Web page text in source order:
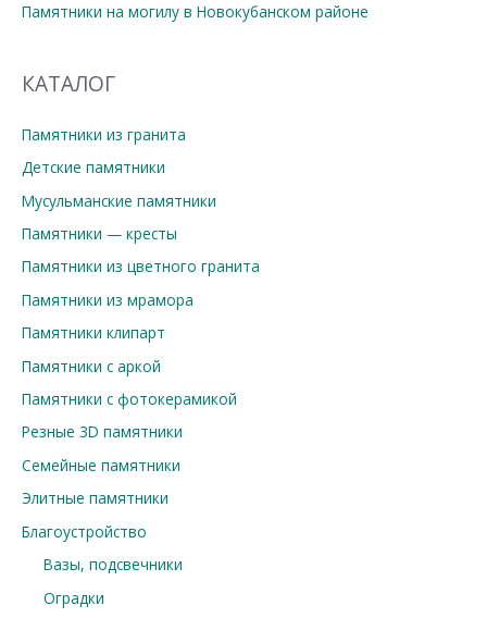
Памятники на могилу в Новокубанском районе
КАТАЛОГ
Памятники из гранита
Детские памятники
Мусульманские памятники
Памятники — кресты
Памятники из цветного гранита
Памятники из мрамора
Памятники клипарт
Памятники с аркой
Памятники с фотокерамикой
Резные 3D памятники
Семейные памятники
Элитные памятники
Благоустройство
Вазы, подсвечники
Оградки